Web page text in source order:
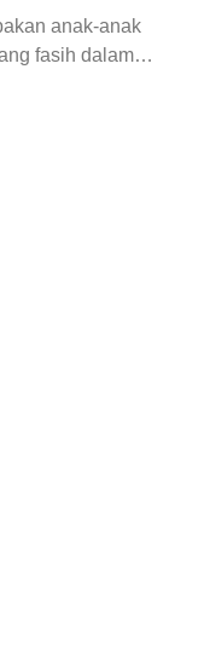
anak-anak
fasih dalam